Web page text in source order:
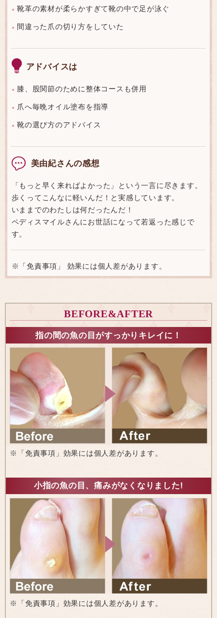
● 靴革の素材が柔らかすぎて靴の中で足が泳ぐ
● 間違った爪の切り方をしていた
アドバイスは
● 膝、股関節のために整体コースも併用
● 爪へ毎晩オイル塗布を指導
● 靴の選び方のアドバイス
美由紀さんの感想
「もっと早く来ればよかった」という一言に尽きます。
歩くってこんなに軽いんだ！と実感しています。
いままでのわたしは何だったんだ！
ペディスマイルさんにお世話になって若返った感じで
す。
※「免責事項」 効果には個人差があります。
BEFORE&AFTER
指の間の魚の目がすっかりキレイに！
※「免責事項」効果には個人差があります。
小指の魚の目、痛みがなくなりました!
※「免責事項」効果には個人差があります。